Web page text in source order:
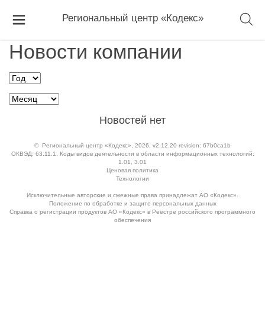
Региональный центр «Кодекс»
Новости компании
Новостей нет
© Региональный центр «Кодекс» , 2026, v2.12.20 revision: 67b0ca1b
ОКВЭД: 63.11.1, Коды видов деятельности в области информационных технологий:
1.01, 3.01
Ценовая политика
Технологии
Исключительные авторские и смежные права принадлежат АО «Кодекс».
Положение по обработке и защите персональных данных
Справка о регистрации продуктов АО «Кодекс» в Реестре российского программного
обеспечения